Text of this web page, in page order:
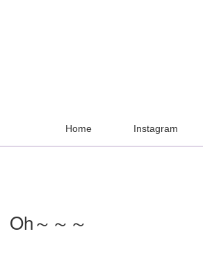
Home Instagram
Oh～～～